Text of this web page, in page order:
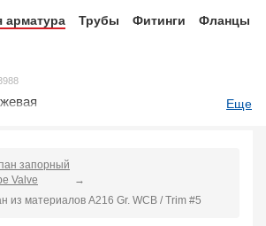
арматура Трубы Фитинги Фланцы
2191
2
Еще
запорный
Valve
из материалов A216 Gr. WCB / Trim #5